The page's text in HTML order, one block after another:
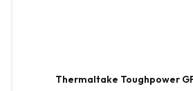
Thermaltake Toughpower